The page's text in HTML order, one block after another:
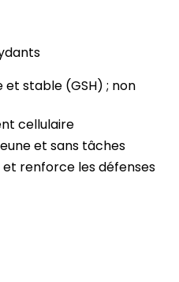
stable (GSH) ; non
cellulaire
et sans tâches
renforce les défenses